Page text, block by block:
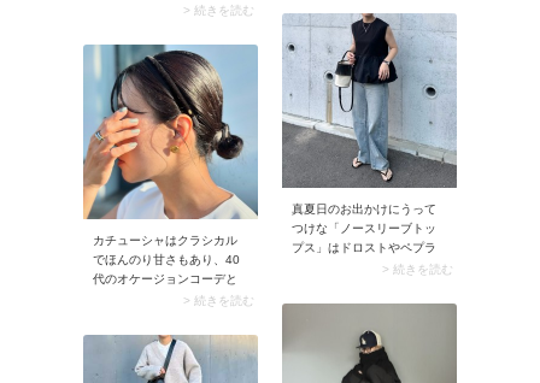
ましょう。帽子やスニーカ
ーを合わせれば運動会らし
い雰囲気に決まりますよ。
スッキリしているので甘く
すいですよ。この実用性の
高さは定番デザインだから
こそ。
> 続きを読む
真夏日のお出かけにうって
つけな「ノースリーブトッ
プス」はドロストやペプラ
ムなど、ウエストまわりを
です。これなら裾を出した
しいデニムパンツコーデが
楽しめます。
> 続きを読む
カチューシャはクラシカル
でほんのり甘さもあり、40
代のオケージョンコーデと
も好相性。フォーマル感を
ロアなどツヤのある素材を
選ぶのがおすすめです。ま
とめ髪に合わせるのはもち
> 続きを読む